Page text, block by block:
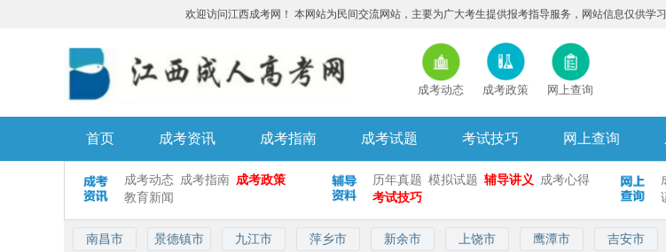
欢迎访问江西成考网！ 本网站为民间交流网站，主要为广大考生提供报考指导服务，网站信息仅供学
成考动态 成考政策 网上查询
首页 成考资讯 成考指南 成考试题 考试技巧 网上查询
成考动态 成考指南 成考政策
教育新闻
历年真题 模拟试题 辅导讲义
成考心得
考试技巧
南昌市 景德镇市 九江市 萍乡市 新余市 上饶市 鹰潭市 吉安市